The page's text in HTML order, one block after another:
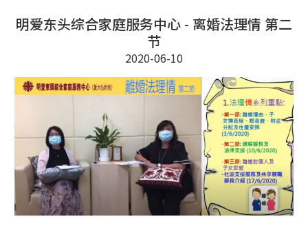
明爱东头综合家庭服务中心 - 离婚法理情 第二
节
2020-06-10